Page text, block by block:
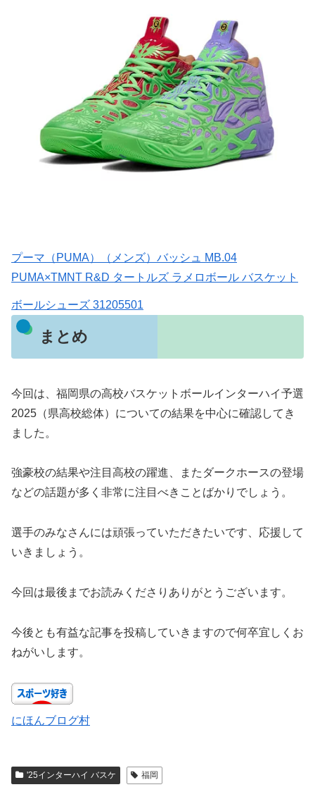
プーマ（PUMA）（メンズ）バッシュ MB.04
PUMA×TMNT R&D タートルズ ラメロボール バスケット
ボールシューズ 31205501
まとめ
今回は、福岡県の高校バスケットボールインターハイ予選
2025（県高校総体）についての結果を中心に確認してき
ました。
強豪校の結果や注目高校の躍進、またダークホースの登場
などの話題が多く非常に注目べきことばかりでしょう。
選手のみなさんには頑張っていただきたいです、応援して
いきましょう。
今回は最後までお読みくださりありがとうございます。
今後とも有益な記事を投稿していきますので何卒宜しくお
ねがいします。
にほんブログ村
'25インターハイ バスケ 福岡